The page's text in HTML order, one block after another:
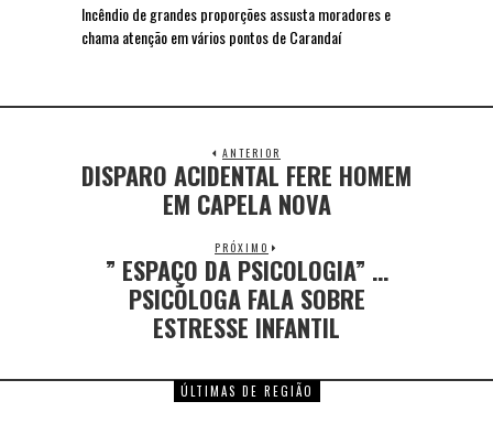
Incêndio de grandes proporções assusta moradores e
chama atenção em vários pontos de Carandaí
ANTERIOR
DISPARO ACIDENTAL FERE HOMEM
EM CAPELA NOVA
PRÓXIMO
” ESPAÇO DA PSICOLOGIA” …
PSICÓLOGA FALA SOBRE
ESTRESSE INFANTIL
ÚLTIMAS DE REGIÃO